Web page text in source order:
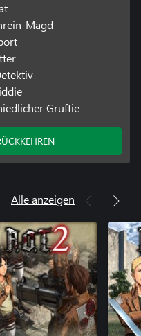
Magd
Gruftie
Alle anzeigen